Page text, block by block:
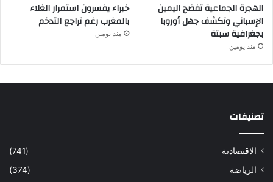
الهجرة الجماعية تفضح اليمين
الإسباني وتكشف جهل أوروبا
بجغرافية سبتة
منذ يومين
خبراء يفسرون استمرار الغلاء
بالمغرب رغم تراجع التدخم
منذ يومين
تصنيفات
الاقتصادية
(741)
الرياضة
(374)